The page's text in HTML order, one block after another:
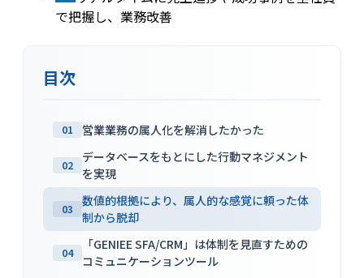
で把握し、業務改善
目次
01 営業業務の属人化を解消したかった
02
データベースをもとにした行動マネジメント
を実現
03
数値的根拠により、属人的な感覚に頼った体
制から脱却
04
「GENIEE SFA/CRM」は体制を見直すための
コミュニケーションツール